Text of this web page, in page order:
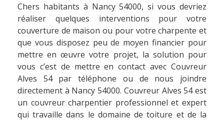
Chers habitants à Nancy 54000, si vous devriez
réaliser quelques interventions pour votre
couverture de maison ou pour votre charpente et
que vous disposez peu de moyen financier pour
mettre en œuvre votre projet, la solution pour
vous c’est de mettre en contact avec Couvreur
Alves 54 par téléphone ou de nous joindre
directement à Nancy 54000. Couvreur Alves 54 est
un couvreur charpentier professionnel et expert
qui travaille dans le domaine de toiture et de la